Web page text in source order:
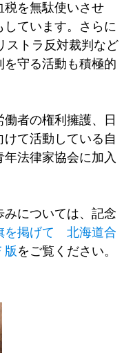
税を無駄使いさせ
ています。さらに
ストラ反対裁判など
守る活動も積極的
者の権利擁護、日
て活動している自
法律家協会に加入
については、記念
を掲げて 北海道合
版をご覧ください。